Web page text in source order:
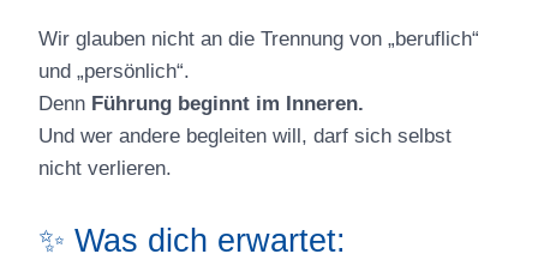
Wir glauben nicht an die Trennung von „beruflich“
und „persönlich“.
Denn Führung beginnt im Inneren.
Und wer andere begleiten will, darf sich selbst
nicht verlieren.
✨ Was dich erwartet: